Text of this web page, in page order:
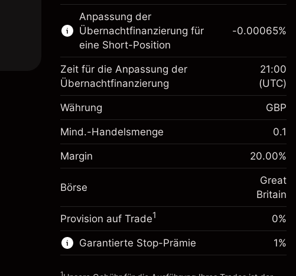
CFDs
Margin. Ihre Investition
£1,000.00
Anpassung der
Übernachtfinanzierung
Gebühren aus fremdfinanzierten
Positionswert
-0.021272
Positionsgröße mit Hebelwirkung ~
£5,000.00
Geld aus Hebelwirkung ~£4,000.00
Zur Plattform
Anpassung der
Übernachtfinanzierung für
eine Short-Position
Margin. Ihre Investition
£1,000.00
Gebühren aus fremdfinanzierten
Positionswert
-0.000646
(-£0.03)
Positionsgröße mit Hebelwirkung ~
£5,000.00
Geld aus Hebelwirkung ~£4,000.00
-0.00065%
Zeit für die Anpassung der
Übernachtfinanzierung
21:00
(UTC)
Währung GBP
Mind.-Handelsmenge 0.1
Margin 20.00%
Börse
Great
Britain
Provision auf Trade1 0%
Garantierte Stop-Prämie 1%